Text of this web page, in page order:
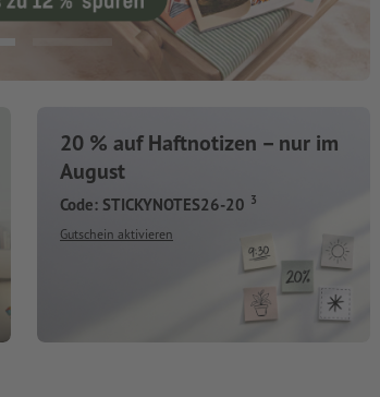
20 % auf Haftnotizen – nur im
August
Code: STICKYNOTES26-20 3
Gutschein aktivieren